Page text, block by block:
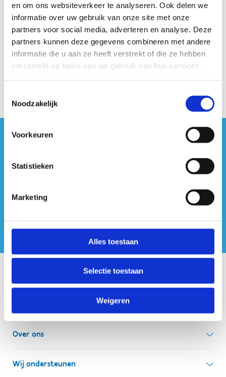
en om ons websiteverkeer te analyseren. Ook delen we
informatie over uw gebruik van onze site met onze
partners voor social media, adverteren en analyse. Deze
partners kunnen deze gegevens combineren met andere
informatie die u aan ze heeft verstrekt of die ze hebben
verzameld op basis van uw gebruik van hun services.
Noodzakelijk
Voorkeuren
Statistieken
Marketing
Alles toestaan
Selectie toestaan
Weigeren
HR dienst
Stuur een bericht
#sportersbelevenmeer
Sport Vlaanderen Hoofdzetel
Simon Bolivarlaan 17
1000 Brussel
Ondernemingsnummer: BE 0248.142.826
Over ons
Wie zijn we, wat doen we
Wij ondersteunen